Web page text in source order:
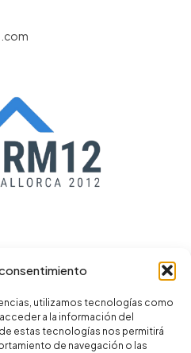
utilizamos tecnologías como
a la información del
estas tecnologías nos permitirá
de navegación o las